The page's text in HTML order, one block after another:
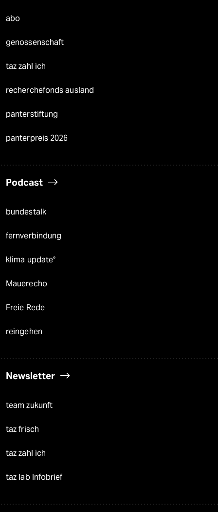
abo
genossenschaft
taz zahl ich
recherchefonds ausland
panterstiftung
panterpreis 2026
Podcast
bundestalk
fernverbindung
klima update°
Mauerecho
Freie Rede
reingehen
Newsletter
team zukunft
taz frisch
taz zahl ich
taz lab Infobrief